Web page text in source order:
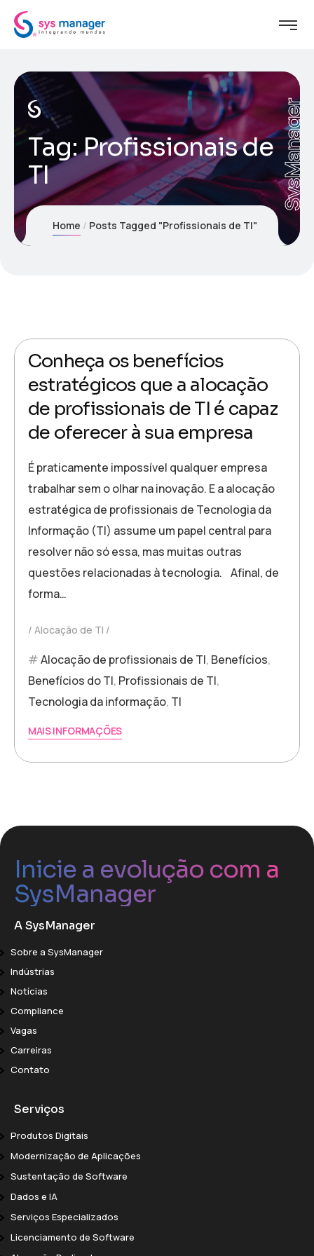
Tag:Profissionais de
TI
SysManager
Home Posts Tagged "Profissionais de TI"
Conheça os benefícios
estratégicos que a alocação
de profissionais de TI é capaz
de oferecer à sua empresa
É praticamente impossível qualquer empresa
trabalhar sem o olhar na inovação. E a alocação
estratégica de profissionais de Tecnologia da
Informação (TI) assume um papel central para
resolver não só essa, mas muitas outras
questões relacionadas à tecnologia. Afinal, de
forma…
Alocação de TI
Alocação de profissionais de TI, Benefícios,
Benefícios do TI, Profissionais de TI,
Tecnologia da informação, TI
MAIS INFORMAÇÕES
Inicie a evolução com a
SysManager
A SysManager
Sobre a SysManager
Indústrias
Notícias
Compliance
Vagas
Carreiras
Contato
Serviços
Produtos Digitais
Modernização de Aplicações
Sustentação de Software
Dados e IA
Serviços Especializados
Licenciamento de Software